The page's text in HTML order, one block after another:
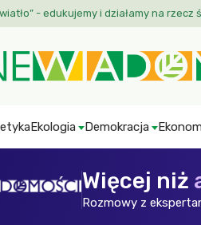
- edukujemy i działamy na rzecz
Ekologia Demokracja
Więcej niż
Rozmowy z